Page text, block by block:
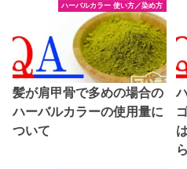
ハーバルカラー 使い方／染め方
髪が肩甲骨で多めの場合の
ハーバルカラーの使用量に
ついて